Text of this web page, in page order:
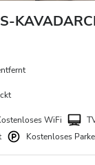
WiFi
Kostenloses